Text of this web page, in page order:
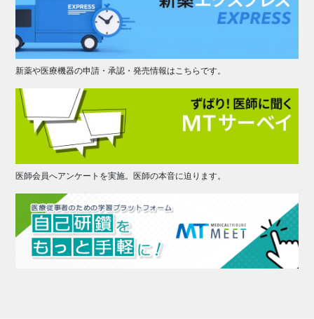
新薬や医療機器の申請・承認・発売情報はこちらです。
医師会員へアンケートを実施。医師の本音に迫ります。